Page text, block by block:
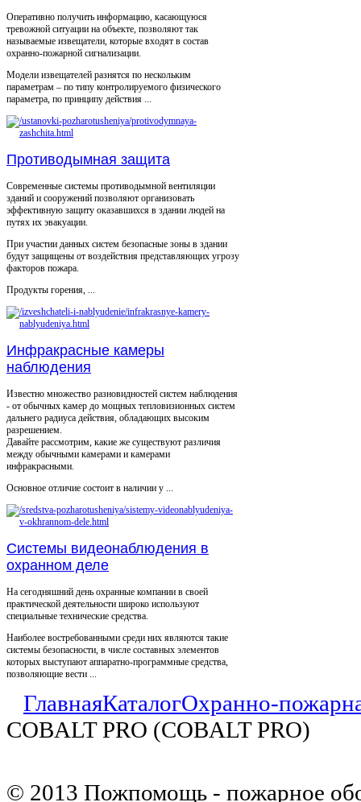
Оперативно получить информацию, касающуюся
тревожной ситуации на объекте, позволяют так
называемые извещатели, которые входят в состав
охранно-пожарной сигнализации.
Модели извещателей разнятся по нескольким
параметрам – по типу контролируемого физического
параметра, по принципу действия ...
Противодымная защита
Современные системы противодымной вентиляции
зданий и сооружений позволяют организовать
эффективную защиту оказавшихся в здании людей на
путях их эвакуации.
При участии данных систем безопасные зоны в здании
будут защищены от воздействия представляющих угрозу
факторов пожара.
Продукты горения, ...
Инфракрасные камеры
наблюдения
Известно множество разновидностей систем наблюдения
- от обычных камер до мощных тепловизионных систем
дальнего радиуса действия, обладающих высоким
разрешением.
Давайте рассмотрим, какие же существуют различия
между обычными камерами и камерами
инфракрасными.
Основное отличие состоит в наличии у ...
Системы видеонаблюдения в
охранном деле
На сегодняшний день охранные компании в своей
практической деятельности широко используют
специальные технические средства.
Наиболее востребованными среди них являются такие
системы безопасности, в числе составных элементов
которых выступают аппаратно-программные средства,
позволяющие вести ...
ГлавнаяКаталогОхранно-
COBALT PRO (COBALT PRO)
© 2013 Пожпомощь - пожарное